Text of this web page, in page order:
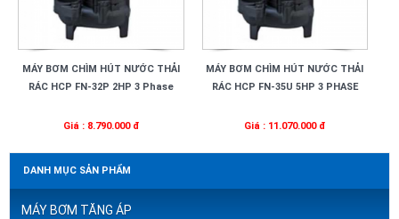
MÁY BƠM CHÌM HÚT NƯỚC THẢI
RÁC HCP FN-32P 2HP 3 Phase
Giá : 8.790.000 đ
MÁY BƠM CHÌM HÚT NƯỚC THẢI
RÁC HCP FN-35U 5HP 3 PHASE
Giá : 11.070.000 đ
DANH MỤC SẢN PHẨM
MÁY BƠM TĂNG ÁP